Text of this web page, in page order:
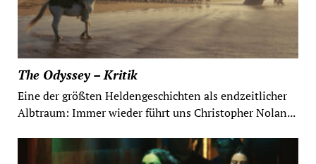
The Odyssey – Kritik
Eine der größten Heldengeschichten als endzeitlicher
Albtraum: Immer wieder führt uns Christopher Nolan...